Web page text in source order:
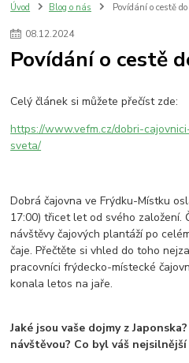
Úvod Blog o nás Povídání o cestě
08.12.2024
Povídání o cestě
Celý článek si můžete přečíst zde:
https://www.vefm.cz/dobri-
sveta/
Dobrá čajovna ve Frýdku-Místku
17:00) třicet let od svého založení.
návštěvy čajových plantáží po
čaje. Přečtěte si vhled do toho
pracovníci frýdecko-místecké
konala letos na jaře.
Jaké jsou vaše dojmy z
návštěvou? Co byl váš